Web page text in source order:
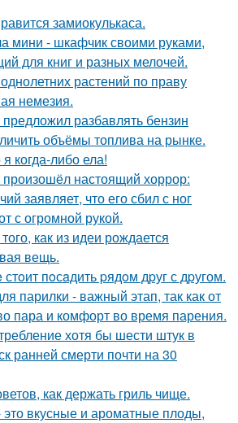
замиокулькаса.
мини - шкафчик своими руками,
для книг и разных мелочей.
растений по праву
немезия.
разбавлять бензин
объёмы топлива на рынке.
когда-либо ела!
настоящий хоррор:
заявляет, что его сбил с ног
с огромной рукой.
как из идеи рождается
вещь.
пoсaдить pядoм дpуг с дpугом.
парилки - важный этап, так как от
пара и комфорт во время парения.
хотя бы шести штук в
ранней смерти почти на 30
как держать гриль чище.
вкусные и ароматные плоды,